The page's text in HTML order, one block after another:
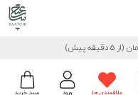
(از 5 دقیقه پیش)
سبد خرید ورود علاقمندی ها